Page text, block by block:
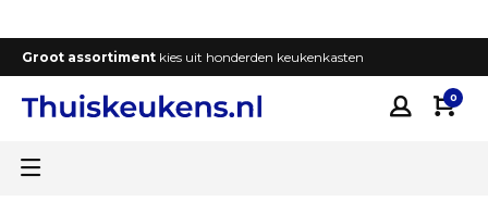
Groot assortiment kies uit honderden keukenkasten
0